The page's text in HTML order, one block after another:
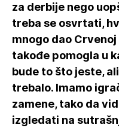
za derbije nego
treba se osvrtati,
mnogo dao
takođe pomogla u
bude to što jeste,
trebalo. Imamo
zamene, tako da
izgledati na